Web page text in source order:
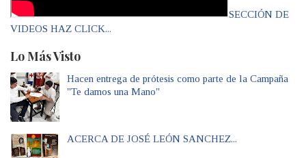
SECCIÓN DE
VIDEOS HAZ CLICK...
Lo Más Visto
Hacen entrega de prótesis como parte de la Campaña
"Te damos una Mano"
ACERCA DE JOSÉ LEÓN SANCHEZ...